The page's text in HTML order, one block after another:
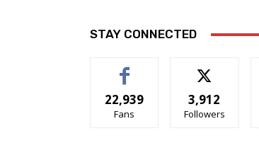
STAY CONNECTED
22,939
Fans
3,912
Followers